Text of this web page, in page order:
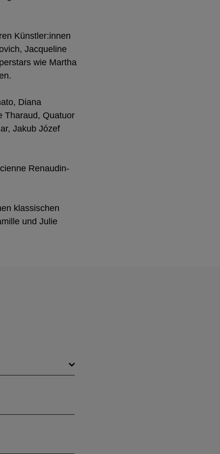
Künstler:innen
Jacqueline
wie Martha
Diana
Tharaud, Quatuor
Jakub Józef
Renaudin-
klassischen
und Julie